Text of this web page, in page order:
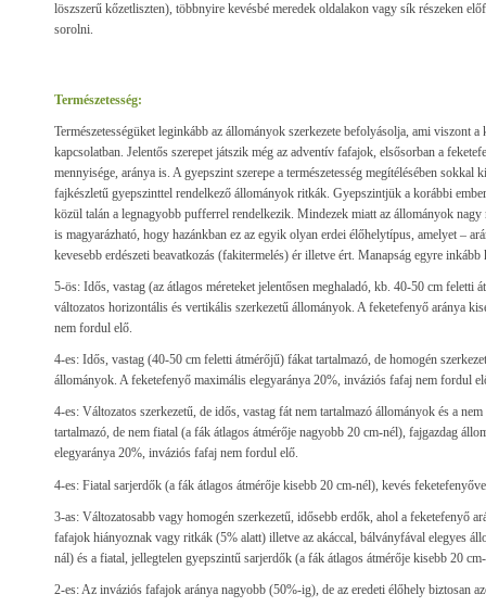
löszszerű kőzetliszten), többnyire kevésbé meredek oldalakon vagy sík részeken
sorolni.
Természetesség:
Természetességüket leginkább az állományok szerkezete befolyásolja, ami viszont
kapcsolatban. Jelentős szerepet játszik még az adventív fafajok, elsősorban a
mennyisége, aránya is. A gyepszint szerepe a természetesség megítélésében sokkal
fajkészletű gyepszinttel rendelkező állományok ritkák. Gyepszintjük a korábbi
közül talán a legnagyobb pufferrel rendelkezik. Mindezek miatt az állományok nagy
is magyarázható, hogy hazánkban ez az egyik olyan erdei élőhelytípus, amelyet –
kevesebb erdészeti beavatkozás (fakitermelés) ér illetve ért. Manapság egyre
5-ös: Idős, vastag (az átlagos méreteket jelentősen meghaladó, kb. 40-50 cm feletti
változatos horizontális és vertikális szerkezetű állományok. A feketefenyő aránya
nem fordul elő.
4-es: Idős, vastag (40-50 cm feletti átmérőjű) fákat tartalmazó, de homogén
állományok. A feketefenyő maximális elegyaránya 20%, inváziós fafaj nem fordul
4-es: Változatos szerkezetű, de idős, vastag fát nem tartalmazó állományok és a
tartalmazó, de nem fiatal (a fák átlagos átmérője nagyobb 20 cm-nél), fajgazdag
elegyaránya 20%, inváziós fafaj nem fordul elő.
4-es: Fiatal sarjerdők (a fák átlagos átmérője kisebb 20 cm-nél), kevés
3-as: Változatosabb vagy homogén szerkezetű, idősebb erdők, ahol a feketefenyő
fafajok hiányoznak vagy ritkák (5% alatt) illetve az akáccal, bálványfával elegyes
nál) és a fiatal, jellegtelen gyepszintű sarjerdők (a fák átlagos átmérője kisebb 20
2-es: Az inváziós fafajok aránya nagyobb (50%-ig), de az eredeti élőhely biztosan